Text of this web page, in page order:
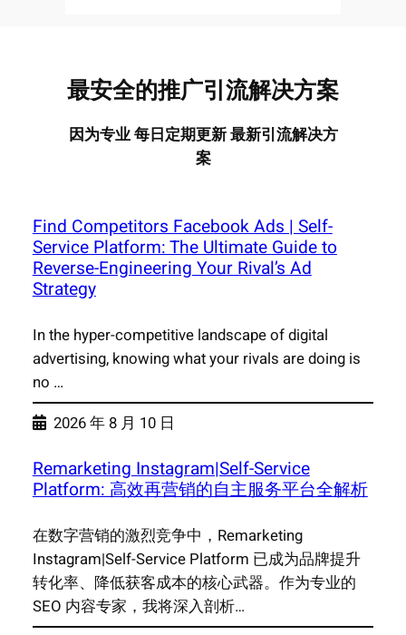
最安全的推广引流解决方案
因为专业 每日定期更新 最新引流解决方
案
Find Competitors Facebook Ads | Self-
Service Platform: The Ultimate Guide to
Reverse-Engineering Your Rival’s Ad
Strategy
In the hyper-competitive landscape of digital
advertising, knowing what your rivals are doing is
no …
2026 年 8 月 10 日
Remarketing Instagram|Self-Service
Platform: 高效再营销的自主服务平台全解析
在数字营销的激烈竞争中，Remarketing
Instagram|Self-Service Platform 已成为品牌提升
转化率、降低获客成本的核心武器。作为专业的
SEO 内容专家，我将深入剖析…